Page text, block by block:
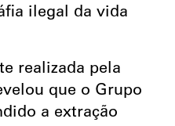
ilegal da vida
realizada pela
que o Grupo
a extração